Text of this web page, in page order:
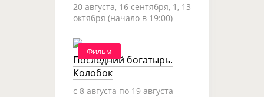
20 августа, 16 сентября, 1, 13
октября (начало в 19:00)
Фильм
Последний богатырь.
Колобок
c 8 августа по 19 августа